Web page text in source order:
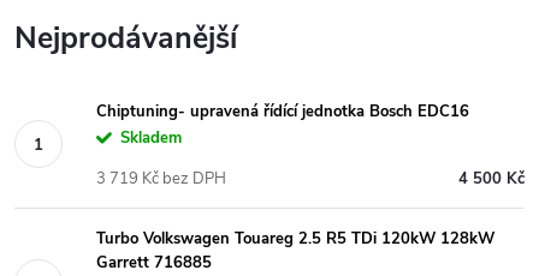
Nejprodávanější
Chiptuning- upravená řídící jednotka Bosch EDC16
Skladem
4 500 Kč
3 719 Kč bez DPH
Turbo Volkswagen Touareg 2.5 R5 TDi 120kW 128kW
Garrett 716885